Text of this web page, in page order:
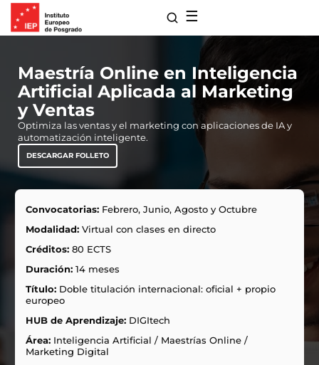
☰
Maestrías
de Extensión
Frecuentes
Maestría Online en Inteligencia
Artificial Aplicada al Marketing
y Ventas
Optimiza las ventas y el marketing con aplicaciones de IA y
automatización inteligente.
DESCARGAR FOLLETO
Convocatorias:Febrero, Junio, Agosto y Octubre
Modalidad:Virtual con clases en directo
Créditos:80 ECTS
Duración:14 meses
Título:Doble titulación internacional: oficial + propio
europeo
HUB de Aprendizaje:DIGItech
Área: Inteligencia Artificial / Maestrías Online/
Marketing Digital